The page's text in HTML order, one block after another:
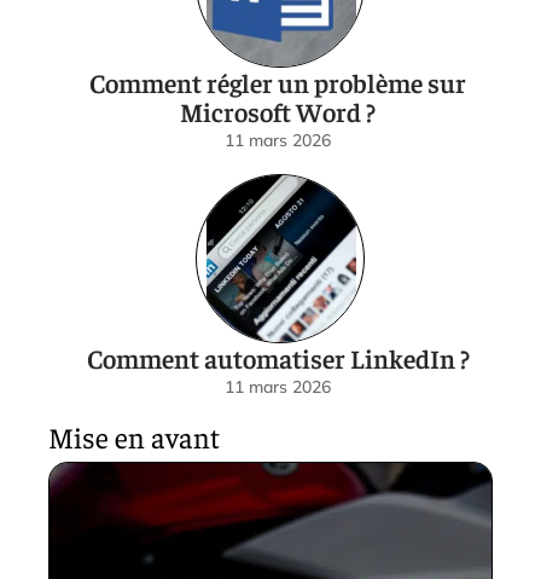
Comment régler un problème sur
Microsoft Word ?
11 mars 2026
Comment automatiser LinkedIn ?
11 mars 2026
Mise en avant